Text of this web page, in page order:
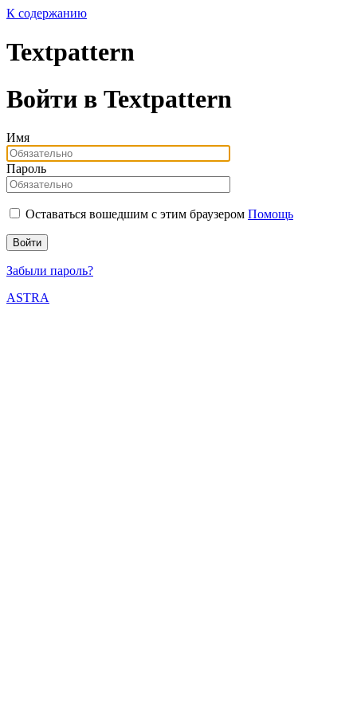
К содержанию
Textpattern
Войти в Textpattern
Имя
Пароль
Оставаться вошедшим с этим браузером Помощь
Забыли пароль?
ASTRA